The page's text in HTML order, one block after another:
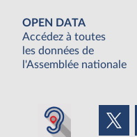
OPEN DATA
Accédez à toutes
les données de
l'Assemblée nationale